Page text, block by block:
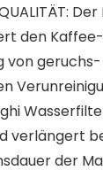
den
von
verlängert
der